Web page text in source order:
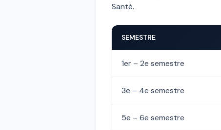
Santé.
SEMESTRE
1er – 2e semestre
3e – 4e semestre
5e – 6e semestre